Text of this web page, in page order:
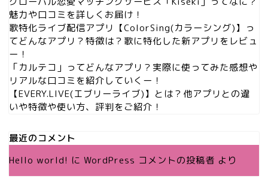
魅力や口コミを詳しくお届け！
歌特化ライブ配信アプリ【ColorSing(カラーシング)】っ
てどんなアプリ？特徴は？歌に特化した新アプリをレビュ
ー！
「カルテコ」ってどんなアプリ？実際に使ってみた感想や
リアルな口コミを紹介していくー！
【EVERY.LIVE(エブリーライブ)】とは？他アプリとの違
いや特徴や使い方、評判をご紹介！
最近のコメント
Hello world! に WordPress コメントの投稿者 より